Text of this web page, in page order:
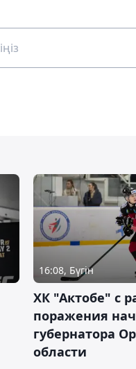
16:08, Бүгін
ХК "Актобе" с
поражения
губернатора
области